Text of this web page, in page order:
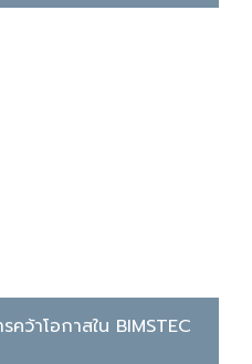
ว้าโอกาสใน BIMSTEC